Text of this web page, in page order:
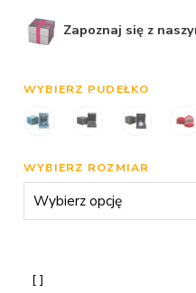
Zapoznaj się z
WYBIERZ PUDEŁKO
WYBIERZ ROZMIAR